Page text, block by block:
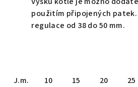
použitím připojených
regulace od 38 do 50 mm.
J.m. 10 15 20 25